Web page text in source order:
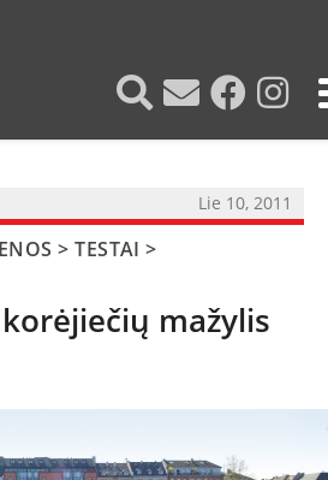
Lie 10, 2011
>TESTAI >
mažylis